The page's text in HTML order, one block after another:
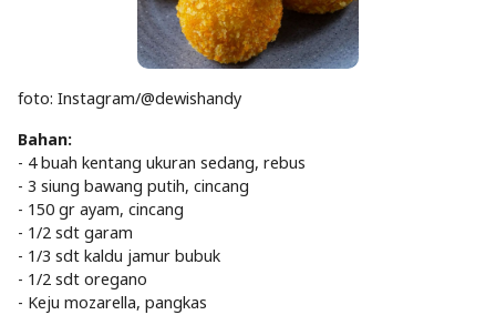
foto: Instagram/@dewishandy
Bahan:
- 4 buah kentang ukuran sedang, rebus
- 3 siung bawang putih, cincang
- 150 gr ayam, cincang
- 1/2 sdt garam
- 1/3 sdt kaldu jamur bubuk
- 1/2 sdt oregano
- Keju mozarella, pangkas